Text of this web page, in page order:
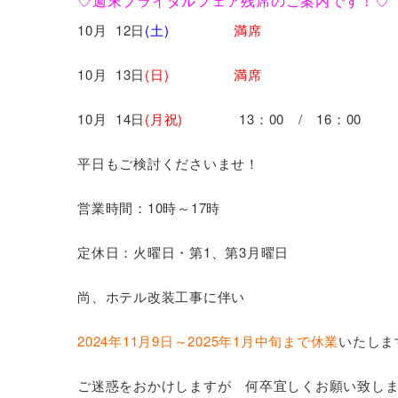
10月 12日(土) 満席
10月 13日(日) 満席
10月 14日(月祝) 13：00 / 16：00
平日もご検討くださいませ！
営業時間：10時～17時
定休日：火曜日・第1、第3月曜日
尚、ホテル改装工事に伴い
2024年11月9日～2025年1月中旬まで休業いたしま
ご迷惑をおかけしますが 何卒宜しくお願い致しま